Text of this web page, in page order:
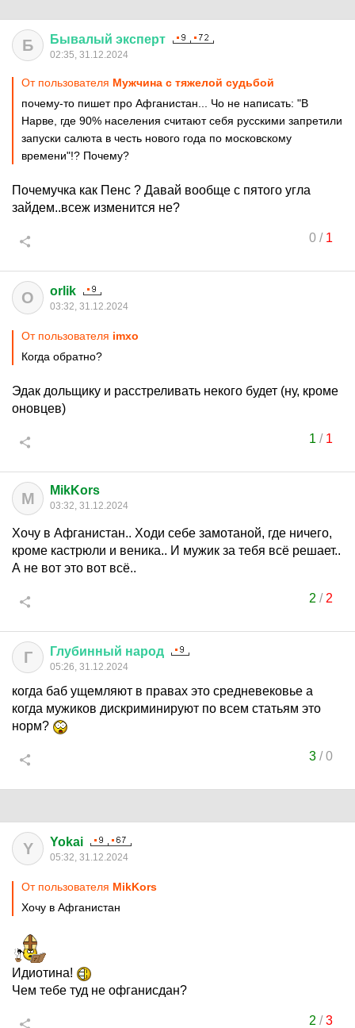
Б Бывалый эксперт
02:35, 31.12.2024
От пользователя Мужчина с тяжелой судьбой
почему-то пишет про Афганистан... Чо не написать: "В
Нарве, где 90% населения считают себя русскими запретили
запуски салюта в честь нового года по московскому
времени"!? Почему?
Почемучка как Пенс ? Давай вообще с пятого угла
зайдем..всеж изменится не?
0/ 1
O orlik
03:32, 31.12.2024
От пользователя imxo
Когда обратно?
Эдак дольщику и расстреливать некого будет (ну, кроме
оновцев)
1 / 1
M MikKors
03:32, 31.12.2024
Хочу в Афганистан.. Ходи себе замотаной, где ничего,
кроме кастрюли и веника.. И мужик за тебя всё решает..
А не вот это вот всё..
2 / 2
Г Глубинный народ
05:26, 31.12.2024
когда баб ущемляют в правах это средневековье а
когда мужиков дискриминируют по всем статьям это
норм?
3/0
Y Yokai
05:32, 31.12.2024
От пользователя MikKors
Хочу в Афганистан
Идиотина!
Чем тебе туд не офганисдан?
2 /3